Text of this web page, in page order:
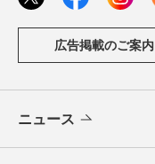
広告掲載のご案内
ニュース